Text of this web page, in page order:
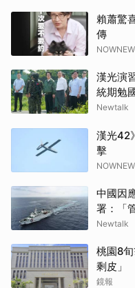
賴蕭驚
傳
漢光演
統期勉
Newtalk
漢光42
擊
中國因
署：「
Newtalk
桃園8
剩皮」
鏡報